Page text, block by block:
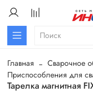
Главная
Сварочное
Приспособления для
Тарелка магнитная